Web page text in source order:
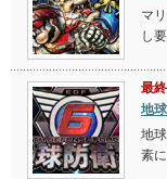
マ
し
最
地
地
素